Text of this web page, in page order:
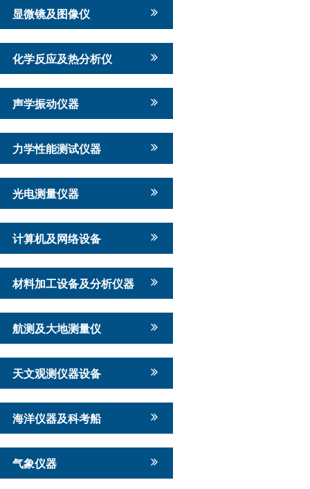
显微镜及图像仪
化学反应及热分析仪
声学振动仪器
力学性能测试仪器
光电测量仪器
计算机及网络设备
材料加工设备及分析仪器
航测及大地测量仪
天文观测仪器设备
海洋仪器及科考船
气象仪器